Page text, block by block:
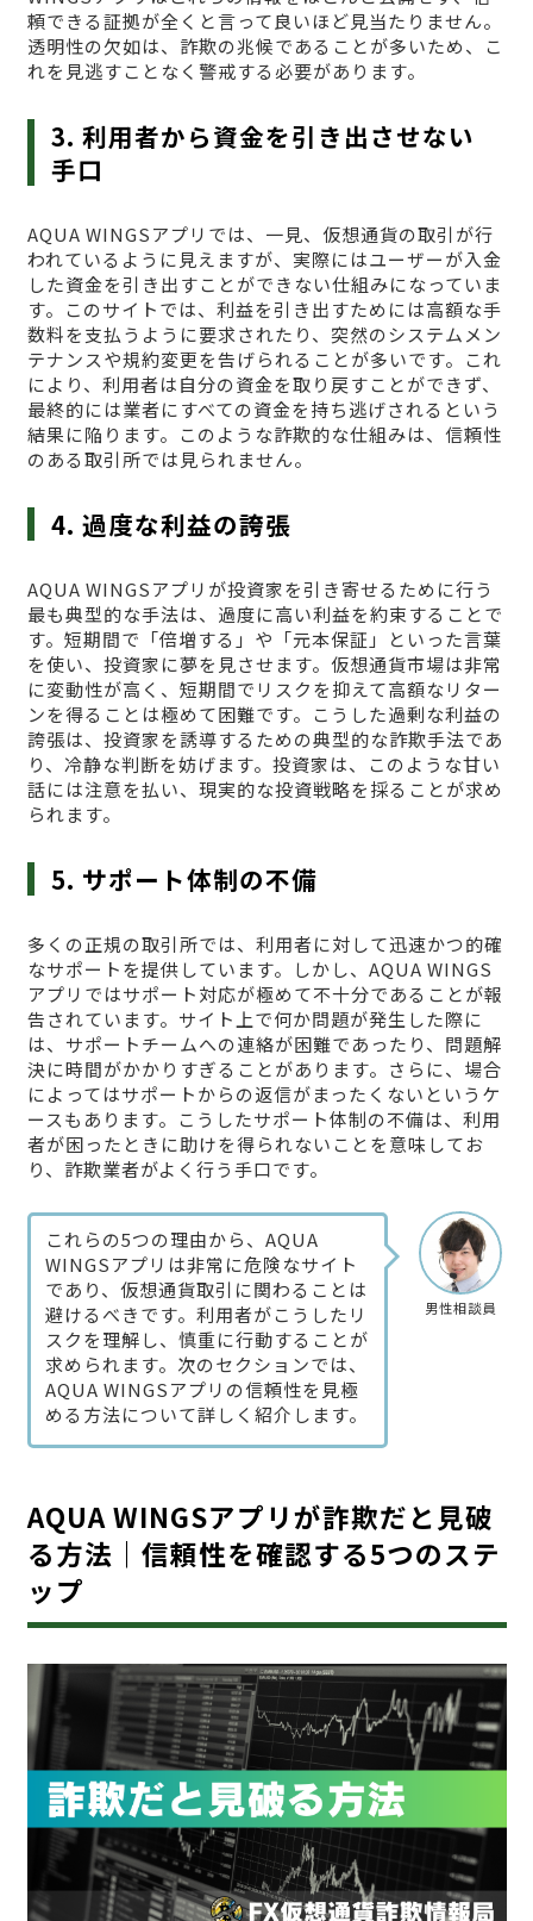
頼できる証拠が全くと言って良いほど見当たりません。
透明性の欠如は、詐欺の兆候であることが多いため、こ
れを見逃すことなく警戒する必要があります。
3. 利用者から資金を引き出させない
手口
AQUA WINGSアプリでは、一見、仮想通貨の取引が行
われているように見えますが、実際にはユーザーが入金
した資金を引き出すことができない仕組みになっていま
す。このサイトでは、利益を引き出すためには高額な手
数料を支払うように要求されたり、突然のシステムメン
テナンスや規約変更を告げられることが多いです。これ
により、利用者は自分の資金を取り戻すことができず、
最終的には業者にすべての資金を持ち逃げされるという
結果に陥ります。このような詐欺的な仕組みは、信頼性
のある取引所では見られません。
4. 過度な利益の誇張
AQUA WINGSアプリが投資家を引き寄せるために行う
最も典型的な手法は、過度に高い利益を約束することで
す。短期間で「倍増する」や「元本保証」といった言葉
を使い、投資家に夢を見させます。仮想通貨市場は非常
に変動性が高く、短期間でリスクを抑えて高額なリター
ンを得ることは極めて困難です。こうした過剰な利益の
誇張は、投資家を誘導するための典型的な詐欺手法であ
り、冷静な判断を妨げます。投資家は、このような甘い
話には注意を払い、現実的な投資戦略を採ることが求め
られます。
5. サポート体制の不備
多くの正規の取引所では、利用者に対して迅速かつ的確
なサポートを提供しています。しかし、AQUA WINGS
アプリではサポート対応が極めて不十分であることが報
告されています。サイト上で何か問題が発生した際に
は、サポートチームへの連絡が困難であったり、問題解
決に時間がかかりすぎることがあります。さらに、場合
によってはサポートからの返信がまったくないというケ
ースもあります。こうしたサポート体制の不備は、利用
者が困ったときに助けを得られないことを意味してお
り、詐欺業者がよく行う手口です。
男性相談員
これらの5つの理由から、AQUA
WINGSアプリは非常に危険なサイト
であり、仮想通貨取引に関わることは
避けるべきです。利用者がこうしたリ
スクを理解し、慎重に行動することが
求められます。次のセクションでは、
AQUA WINGSアプリの信頼性を見極
める方法について詳しく紹介します。
AQUA WINGSアプリが詐欺だと見破
る方法｜信頼性を確認する5つのステ
ップ